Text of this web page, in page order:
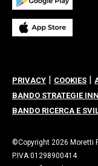
PRIVACY | COOKIES |
BANDO STRATEGIE
BANDO RICERCA E
©Copyright 2026 Moretti
P.IVA:01298900414